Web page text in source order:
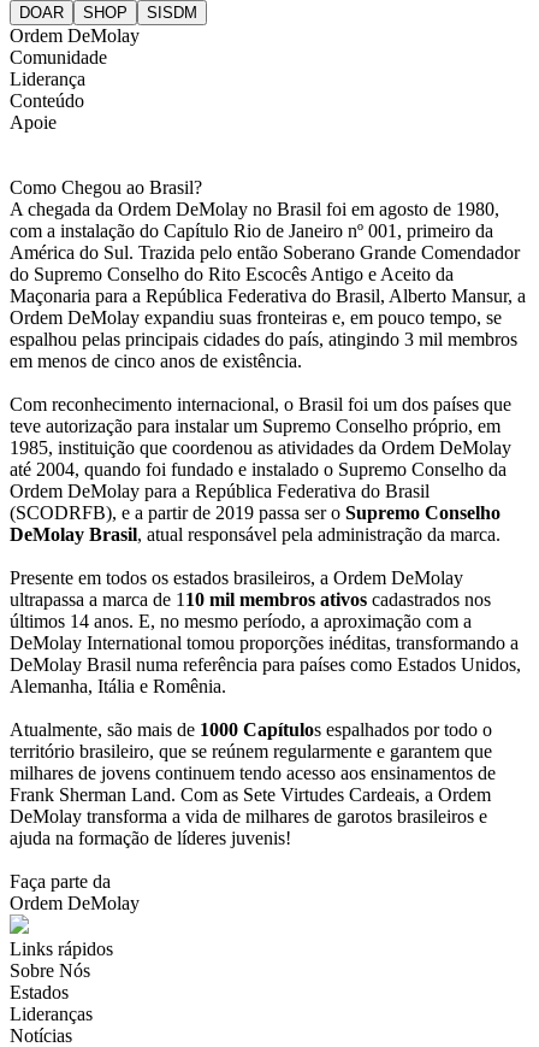
Ordem DeMolay
Comunidade
Liderança
Conteúdo
Apoie
Como Chegou ao Brasil?
A chegada da Ordem DeMolay no Brasil foi em agosto de 1980,
com a instalação do Capítulo Rio de Janeiro nº 001, primeiro da
América do Sul. Trazida pelo então Soberano Grande Comendador
do Supremo Conselho do Rito Escocês Antigo e Aceito da
Maçonaria para a República Federativa do Brasil, Alberto Mansur, a
Ordem DeMolay expandiu suas fronteiras e, em pouco tempo, se
espalhou pelas principais cidades do país, atingindo 3 mil membros
em menos de cinco anos de existência.
Com reconhecimento internacional, o Brasil foi um dos países que
teve autorização para instalar um Supremo Conselho próprio, em
1985, instituição que coordenou as atividades da Ordem DeMolay
até 2004, quando foi fundado e instalado o Supremo Conselho da
Ordem DeMolay para a República Federativa do Brasil
(SCODRFB), e a partir de 2019 passa ser o Supremo Conselho
DeMolay Brasil, atual responsável pela administração da marca.
Presente em todos os estados brasileiros, a Ordem DeMolay
ultrapassa a marca de 1 10 mil membros ativos cadastrados nos
últimos 14 anos. E, no mesmo período, a aproximação com a
DeMolay International tomou proporções inéditas, transformando a
DeMolay Brasil numa referência para países como Estados Unidos,
Alemanha, Itália e Romênia.
Atualmente, são mais de 1000 Capítulos espalhados por todo o
território brasileiro, que se reúnem regularmente e garantem que
milhares de jovens continuem tendo acesso aos ensinamentos de
Frank Sherman Land. Com as Sete Virtudes Cardeais, a Ordem
DeMolay transforma a vida de milhares de garotos brasileiros e
ajuda na formação de líderes juvenis!
Faça parte da
Ordem DeMolay
Links rápidos
Sobre Nós
Estados
Lideranças
Notícias